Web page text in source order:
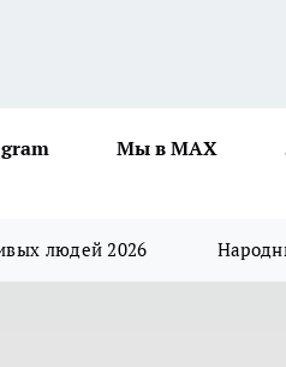
Мы в MAX
людей 2026